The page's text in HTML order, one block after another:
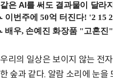
같은 AI를 써도 결과물이 달라
우리의 일상은 보이지 않는 전
한 숲과 같다. 알람 소리에 눈